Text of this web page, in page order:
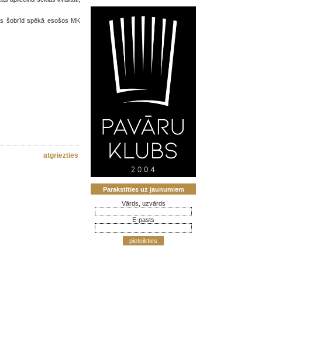
šobrīd spēkā esošos MK
atgriezties
Parakstīties uz jaunumiem
Vārds, uzvārds
E-pasts
pieteikties